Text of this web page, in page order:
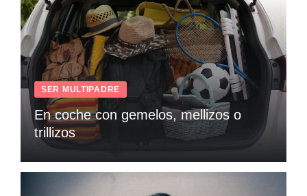
SER MULTIPADRE
En coche con gemelos, mellizos o
trillizos